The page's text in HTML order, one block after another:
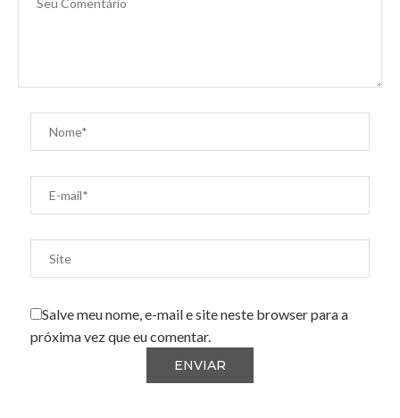
Salve meu nome, e-mail e site neste browser para a
próxima vez que eu comentar.